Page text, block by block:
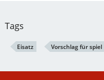
Tags
Eisatz Vorschlag für spiel